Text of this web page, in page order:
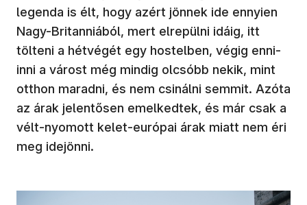
legenda is élt, hogy azért jönnek ide ennyien
Nagy-Britanniából, mert elrepülni idáig, itt
tölteni a hétvégét egy hostelben, végig enni-
inni a várost még mindig olcsóbb nekik, mint
otthon maradni, és nem csinálni semmit. Azóta
az árak jelentősen emelkedtek, és már csak a
vélt-nyomott kelet-európai árak miatt nem éri
meg idejönni.